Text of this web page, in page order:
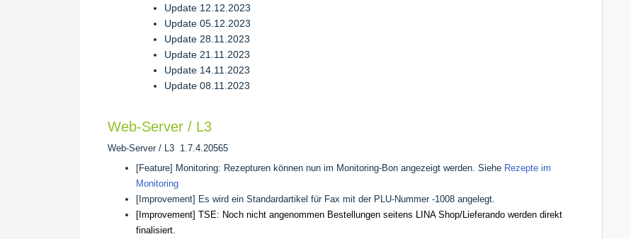
Update 12.12.2023
Update 05.12.2023
Update 28.11.2023
Update 21.11.2023
Update 14.11.2023
Update 08.11.2023
Web-Server / L3
Web-Server / L3 1.7.4.20565
[Feature] Monitoring: Rezepturen können nun im Monitoring-Bon angezeigt werden. Siehe Rezepte im
Monitoring
[Improvement] Es wird ein Standardartikel für Fax mit der PLU-Nummer -1008 angelegt.
[Improvement] TSE: Noch nicht angenommen Bestellungen seitens LINA Shop/Lieferando werden direkt
finalisiert.